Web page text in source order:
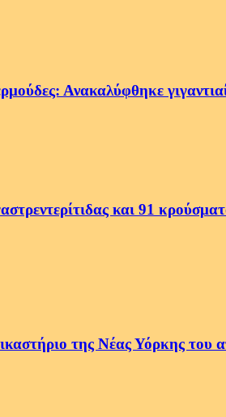
Ανακαλύφθηκε
και 91
της Νέας Υόρκης του